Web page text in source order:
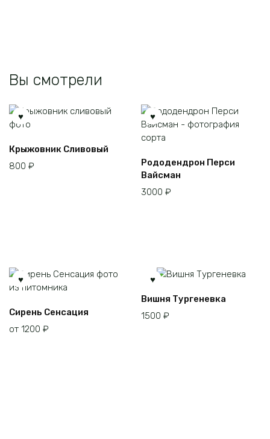
Вы смотрели
Крыжовник Сливовый
800 ₽
Рододендрон Перси
Вайсман
3000 ₽
товар
Сирень Сенсация
от 1200 ₽
Вишня Тургеневка
1500 ₽